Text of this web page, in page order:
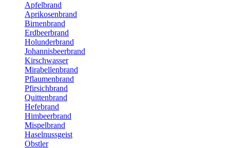
Apfelbrand
Aprikosenbrand
Birnenbrand
Erdbeerbrand
Holunderbrand
Johannisbeerbrand
Kirschwasser
Mirabellenbrand
Pflaumenbrand
Pfirsichbrand
Quittenbrand
Hefebrand
Himbeerbrand
Mispelbrand
Haselnussgeist
Obstler